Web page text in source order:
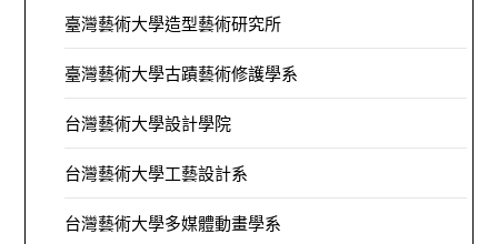
臺灣藝術大學造型藝術研究所
臺灣藝術大學古蹟藝術修護學系
台灣藝術大學設計學院
台灣藝術大學工藝設計系
台灣藝術大學多媒體動畫學系